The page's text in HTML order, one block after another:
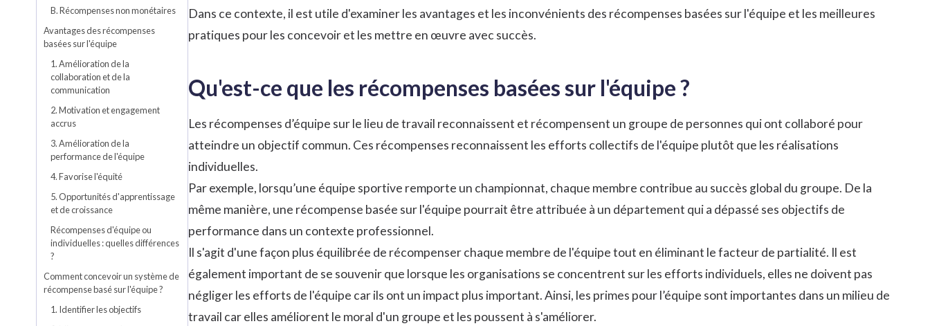
B. Récompenses non monétaires
Avantages des récompenses
basées sur l'équipe
1. Amélioration de la
collaboration et de la
communication
2. Motivation et engagement
accrus
3. Amélioration de la
performance de l'équipe
4. Favorise l'équité
5. Opportunités d'apprentissage
et de croissance
Récompenses d'équipe ou
individuelles : quelles différences
?
Comment concevoir un système de
récompense basé sur l'équipe ?
1. Identifier les objectifs
Dans ce contexte, il est utile d'examiner les avantages et les inconvénients des récompenses basées sur l'équipe et les meilleures
pratiques pour les concevoir et les mettre en œuvre avec succès.
Qu'est-ce que les récompenses basées sur l'équipe ?
Les récompenses d’équipe sur le lieu de travail reconnaissent et récompensent un groupe de personnes qui ont collaboré pour
atteindre un objectif commun. Ces récompenses reconnaissent les efforts collectifs de l'équipe plutôt que les réalisations
individuelles.
Par exemple, lorsqu’une équipe sportive remporte un championnat, chaque membre contribue au succès global du groupe. De la
même manière, une récompense basée sur l'équipe pourrait être attribuée à un département qui a dépassé ses objectifs de
performance dans un contexte professionnel.
Il s'agit d'une façon plus équilibrée de récompenser chaque membre de l'équipe tout en éliminant le facteur de partialité. Il est
également important de se souvenir que lorsque les organisations se concentrent sur les efforts individuels, elles ne doivent pas
négliger les efforts de l'équipe car ils ont un impact plus important. Ainsi, les primes pour l’équipe sont importantes dans un milieu de
travail car elles améliorent le moral d'un groupe et les poussent à s'améliorer.